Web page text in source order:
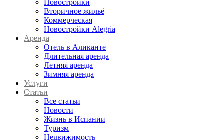
Новостройки
Вторичное жильё
Коммерческая
Новостройки Alegria
Аренда
Отель в Аликанте
Длительная аренда
Летняя аренда
Зимняя аренда
Услуги
Статьи
Все статьи
Новости
Жизнь в Испании
Туризм
Недвижимость